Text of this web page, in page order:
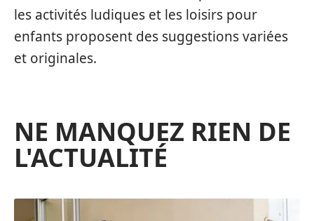
les activités ludiques et les loisirs pour
enfants proposent des suggestions variées
et originales.
NE MANQUEZ RIEN DE
L'ACTUALITÉ